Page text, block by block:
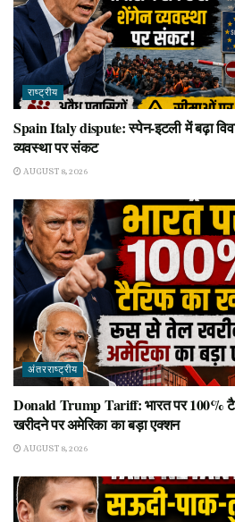
राष्ट्रीय
Spain Italy dispute: स्पेन-इटली में बढ़ा
व्यवस्था पर संकट
AUGUST 8, 2026
अंतरराष्ट्रीय
Donald Trump Tariff: भारत पर 100%
खरीदने पर अमेरिका का बड़ा एक्शन
AUGUST 8, 2026